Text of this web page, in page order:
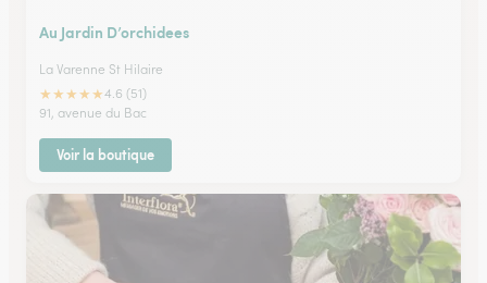
Au Jardin D’orchidees
La Varenne St Hilaire
★★★★★4.6 (51)
91, avenue du Bac
Voir la boutique